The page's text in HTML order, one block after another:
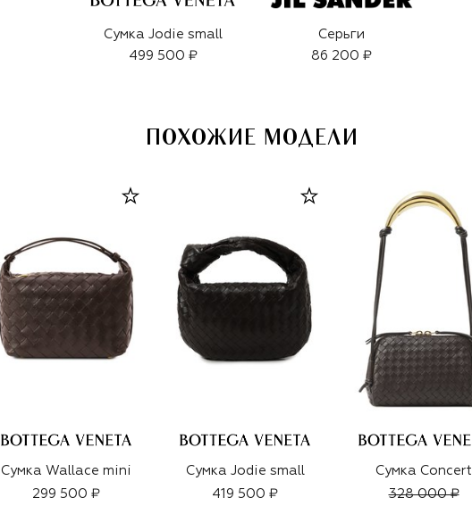
Сумка Jodie small
499 500 ₽
Серьги
86 200 ₽
ПОХОЖИЕ МОДЕЛИ
Сумка Wallace mini
299 500 ₽
Сумка Jodie small
419 500 ₽
Сумка Concert
328 000 ₽